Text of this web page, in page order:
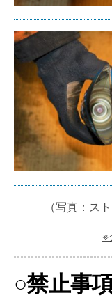
（写真：ス
※
○禁止事